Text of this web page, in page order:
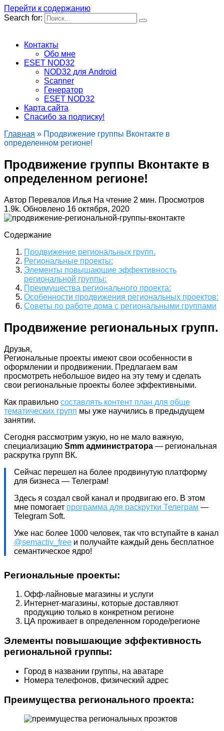
Перейти к содержанию
Search for:
Контакты
Обо мне
ESET NOD32
NOD32 для Android
Scanner
Генератор
ESET NOD32
Карта сайта
Спасибо за подписку!
Главная » Продвижение группы Вконтакте в
определенном регионе!
Продвижение группы Вконтакте в
определенном регионе!
Автор Перевалов Илья На чтение 2 мин. Просмотров
1.9k. Обновлено 16 октября, 2020
Содержание
Продвижение региональных групп.
Региональные проекты:
Элементы повышающие эффективность
региональной группы:
Преимущества регионального проекта:
Особенности продвижения региональных проектов:
Советы по работе дома с региональными группами
Продвижение региональных групп.
Друзья,
Региональные проекты имеют свои особенности в
оформлении и продвижении. Предлагаем вам
просмотреть небольшое видео на эту тему и сделать
свои региональные проекты более эффективными.
Как правильно составлять контент план для обще
тематических групп мы уже научились в предыдущем
занятии.
Сегодня рассмотрим узкую, но не мало важную,
специализацию Smm администратора — региональная
раскрутка групп ВК.
Cейчас перешел на более продвинутую платформу
для бизнеса — Телеграм!
Здесь я создал свой канал и продвигаю его. В этом
мне помогает программа для раскрутки Телеграм —
Telegram Soft.
Уже нас более 1000 человек, так что вступайте в канал
@semactiv_free и получайте каждый день бесплатное
семантическое ядро!
Региональные проекты:
Офф-лайновые магазины и услуги
Интернет-магазины, которые доставляют
продукцию только в конкретном регионе
ЦА проживает в определенном городе/регионе
Элементы повышающие эффективность
региональной группы:
Город в названии группы, на аватаре
Номера телефонов, физический адрес
Преимущества регионального проекта: